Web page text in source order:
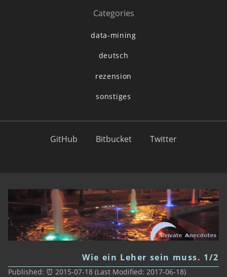
Categories
data-mining
deutsch
rezension
sonstiges
GitHub Bitbucket Twitter
Wie ein Leher sein muss. 1/2
Published: ⏰ 2015-07-18 (Last Modified: 2017-06-18)